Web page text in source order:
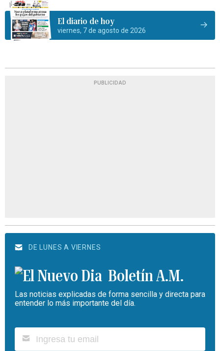
El diario de hoy
viernes, 7 de agosto de 2026
PUBLICIDAD
DE LUNES A VIERNES
Boletín A.M.
Las noticias explicadas de forma sencilla y directa para
entender lo más importante del día.